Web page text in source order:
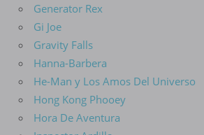
Generator Rex
Gi Joe
Gravity Falls
Hanna-Barbera
He-Man y Los Amos Del Universo
Hong Kong Phooey
Hora De Aventura